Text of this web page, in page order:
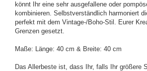
könnt Ihr eine sehr ausgefallene oder
kombinieren. Selbstverständlich harmoniert
perfekt mit dem Vintage-/Boho-Stil. Eurer
Grenzen gesetzt.
Maße: Länge: 40 cm & Breite: 40 cm
Das Allerbeste ist, dass Ihr, falls Ihr größere